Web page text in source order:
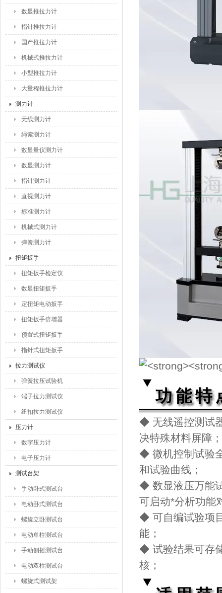
数显推拉力计
指针推拉力计
国产推拉力计
机械式推拉力计
小型推拉力计
大量程推拉力计
测力计
无线测力计
绳索测力计
数显量仪测力计
数显测力计
指针测力计
直视测力计
标准测力计
机械式测力计
弹簧测力计
扭矩扳手
扭矩扳手检定仪
数显扭矩扳手
定扭矩电动扳手
扭矩扳手倍增器
预置式扭矩扳手
指针式扭矩扳手
拉力测试仪
弹簧拉压试验机
端子拉力测试仪
纽扣拉力测试仪
压力计
数字压力计
电子压力计
测试台架
手动卧式测试台
电动卧式测试台
螺旋立卧测试台
电动单柱测试台
手动侧摇测试台
电动双柱测试台
螺旋式测试架
◆ 无线遥控测试
决特殊材料屏障；
◆ 微机控制试验
和试验曲线；
◆ 数显液压万能
可启动*分析功能
◆ 可自编试验项
能；
◆ 试验结果可存
核；